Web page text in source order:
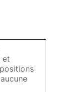
et